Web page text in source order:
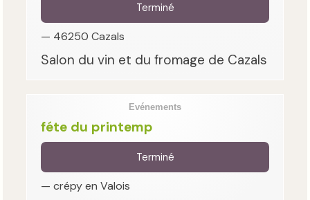
Terminé
— 46250 Cazals
Salon du vin et du fromage de Cazals
Evénements
féte du printemp
Terminé
— crépy en Valois